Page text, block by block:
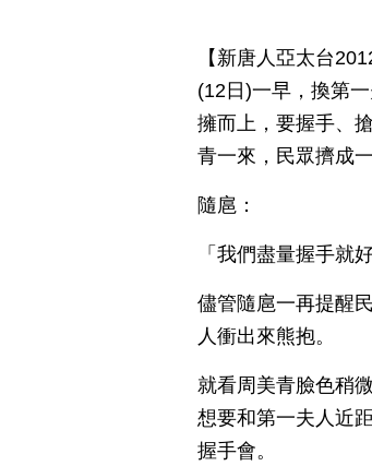
【新唐人亞太台
(12日)一早，換第
擁而上，要握手、
青一來，民眾擠成
隨扈：
「我們盡量握手就
儘管隨扈一再提醒
人衝出來熊抱。
就看周美青臉色稍
想要和第一夫人近
握手會。